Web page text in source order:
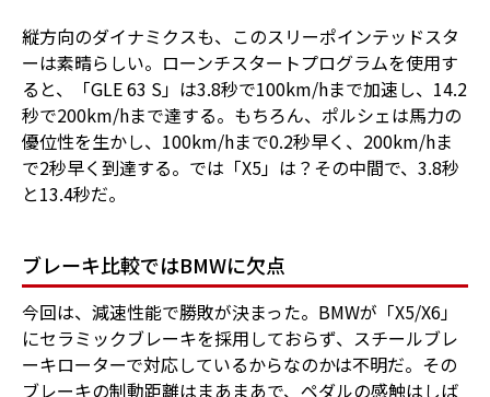
縦方向のダイナミクスも、このスリーポインテッドスタ
ーは素晴らしい。ローンチスタートプログラムを使用す
ると、「GLE 63 S」は3.8秒で100km/hまで加速し、14.2
秒で200km/hまで達する。もちろん、ポルシェは馬力の
優位性を生かし、100km/hまで0.2秒早く、200km/hま
で2秒早く到達する。では「X5」は？その中間で、3.8秒
と13.4秒だ。
ブレーキ比較ではBMWに欠点
今回は、減速性能で勝敗が決まった。BMWが「X5/X6」
にセラミックブレーキを採用しておらず、スチールブレ
ーキローターで対応しているからなのかは不明だ。その
ブレーキの制動距離はまあまあで、ペダルの感触はしば